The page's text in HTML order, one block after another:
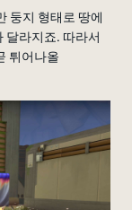
둥지 형태로 땅에
달라지죠. 따라서
튀어나올